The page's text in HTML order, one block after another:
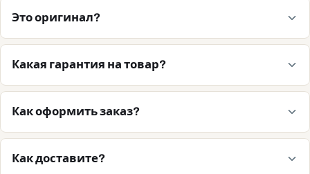
Это оригинал?
Какая гарантия на товар?
Как оформить заказ?
Как доставите?